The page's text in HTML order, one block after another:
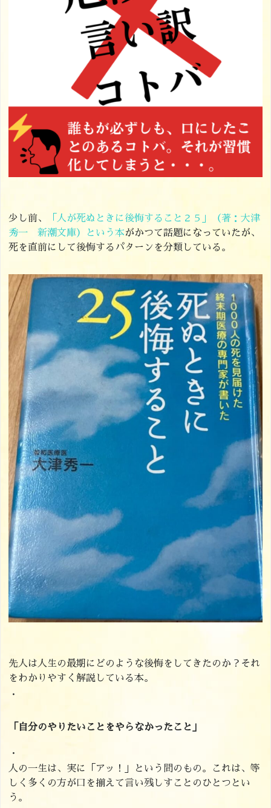
少し前、
「人が死ぬときに後悔すること２５」（著：大津
秀一 新潮文庫）という本がかつて話題になっていたが、
死を直前にして後悔するパターンを分類している。
先人は人生の最期にどのような後悔をしてきたのか？それ
をわかりやすく解説している本。
・
「自分のやりたいことをやらなかったこと」
・
人の一生は、実に「アッ！」という間のもの。これは、等
しく多くの方が口を揃えて言い残しすことのひとつとい
う。